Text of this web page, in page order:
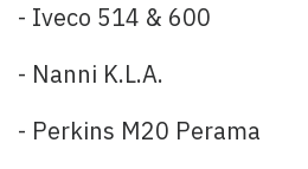
- Iveco 514 & 600
- Nanni K.L.A.
- Perkins M20 Perama